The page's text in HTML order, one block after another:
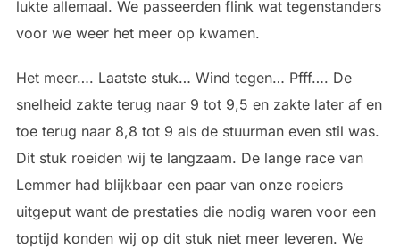
lukte allemaal. We passeerden flink wat tegenstanders
voor we weer het meer op kwamen.
Het meer…. Laatste stuk… Wind tegen… Pfff…. De
snelheid zakte terug naar 9 tot 9,5 en zakte later af en
toe terug naar 8,8 tot 9 als de stuurman even stil was.
Dit stuk roeiden wij te langzaam. De lange race van
Lemmer had blijkbaar een paar van onze roeiers
uitgeput want de prestaties die nodig waren voor een
toptijd konden wij op dit stuk niet meer leveren. We